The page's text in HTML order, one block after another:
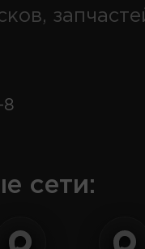
8
сети: